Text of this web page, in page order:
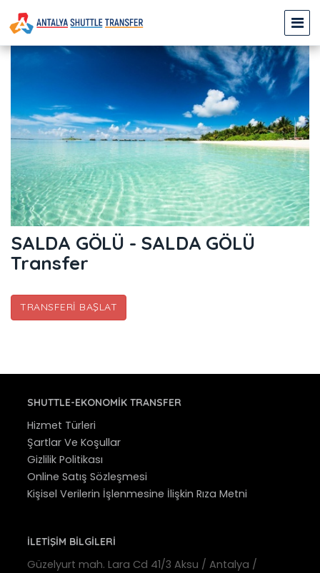
SALDA GÖLÜ - SALDA GÖLÜ
Transfer
TRANSFERI BAŞLAT
SHUTTLE-EKONOMIK TRANSFER
Hizmet Türleri
Şartlar Ve Koşullar
Gizlilik Politikası
Online Satış Sözleşmesi
Kişisel Verilerin İşlenmesine İlişkin Rıza Metni
İLETİŞİM BİLGİLERİ
Güzelyurt mah. Lara Cd 41/3 Aksu / Antalya /